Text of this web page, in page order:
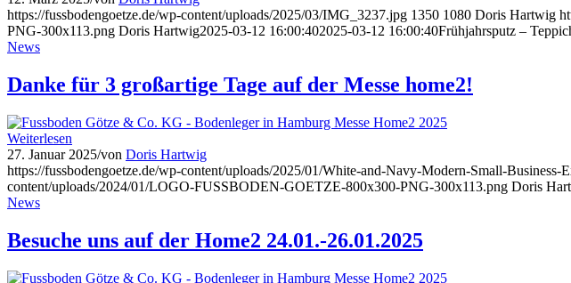
https://fussbodengoetze.de/wp-content/uploads/2025/03/IMG_3237.jpg 1350 1080 Doris Hartwig
PNG-300x113.png Doris Hartwig2025-03-12 16:00:402025-03-12 16:00:40Frühjahrsputz –
News
Danke für 3 großartige Tage auf der Messe home2!
Weiterlesen
27. Januar 2025/von Doris Hartwig
https://fussbodengoetze.de/wp-content/uploads/2025/01/White-and-Navy-Modern-Small-Business-
content/uploads/2024/01/LOGO-FUSSBODEN-GOETZE-800x300-PNG-300x113.png Doris
News
Besuche uns auf der Home2 24.01.-26.01.2025